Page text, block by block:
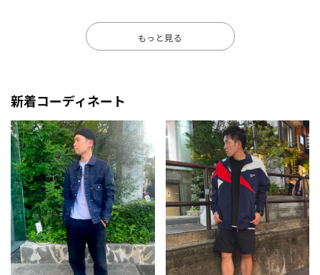
もっと見る
新着コーディネート